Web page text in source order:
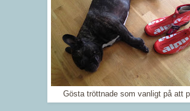
Gösta tröttnade som vanligt på att